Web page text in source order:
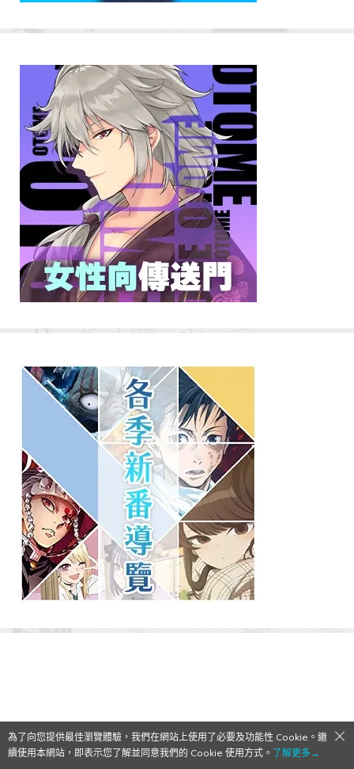
為了向您提供最佳瀏覽體驗，我們在網站上使用了必要及功能性 Cookie。繼
續使用本網站，即表示您了解並同意我們的 Cookie 使用方式。 了解更多→